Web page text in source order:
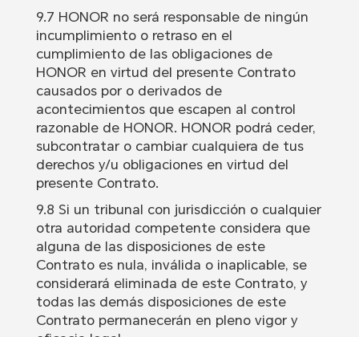
9.7 HONOR no será responsable de ningún
incumplimiento o retraso en el
cumplimiento de las obligaciones de
HONOR en virtud del presente Contrato
causados por o derivados de
acontecimientos que escapen al control
razonable de HONOR. HONOR podrá ceder,
subcontratar o cambiar cualquiera de tus
derechos y/u obligaciones en virtud del
presente Contrato.
9.8 Si un tribunal con jurisdicción o cualquier
otra autoridad competente considera que
alguna de las disposiciones de este
Contrato es nula, inválida o inaplicable, se
considerará eliminada de este Contrato, y
todas las demás disposiciones de este
Contrato permanecerán en pleno vigor y